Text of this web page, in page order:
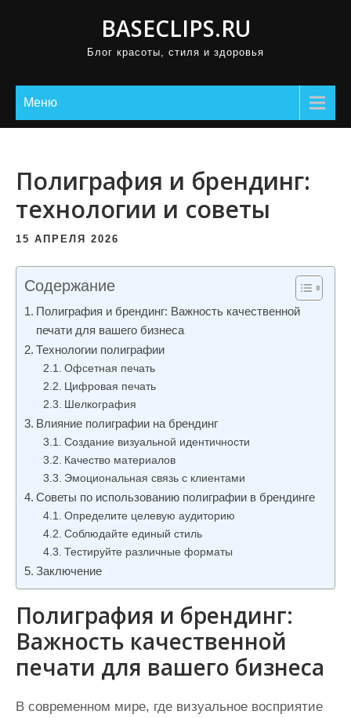
BASECLIPS.RU
Блог красоты, стиля и здоровья
Меню
Полиграфия и брендинг:
технологии и советы
15 АПРЕЛЯ 2026
Содержание
Полиграфия и брендинг: Важность качественной
печати для вашего бизнеса
Технологии полиграфии
Офсетная печать
Цифровая печать
Шелкография
Влияние полиграфии на брендинг
Создание визуальной идентичности
Качество материалов
Эмоциональная связь с клиентами
Советы по использованию полиграфии в брендинге
Определите целевую аудиторию
Соблюдайте единый стиль
Тестируйте различные форматы
Заключение
Полиграфия и брендинг:
Важность качественной
печати для вашего бизнеса
В современном мире, где визуальное восприятие